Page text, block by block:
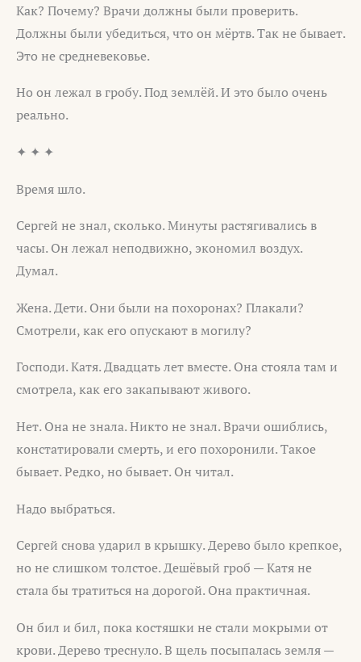
Как? Почему? Врачи должны были проверить.
Должны были убедиться, что он мёртв. Так не бывает.
Это не средневековье.
Но он лежал в гробу. Под землёй. И это было очень
реально.
✦ ✦ ✦
Время шло.
Сергей не знал, сколько. Минуты растягивались в
часы. Он лежал неподвижно, экономил воздух.
Думал.
Жена. Дети. Они были на похоронах? Плакали?
Смотрели, как его опускают в могилу?
Господи. Катя. Двадцать лет вместе. Она стояла там и
смотрела, как его закапывают живого.
Нет. Она не знала. Никто не знал. Врачи ошиблись,
констатировали смерть, и его похоронили. Такое
бывает. Редко, но бывает. Он читал.
Надо выбраться.
Сергей снова ударил в крышку. Дерево было крепкое,
но не слишком толстое. Дешёвый гроб — Катя не
стала бы тратиться на дорогой. Она практичная.
Он бил и бил, пока костяшки не стали мокрыми от
крови. Дерево треснуло. В щель посыпалась земля —